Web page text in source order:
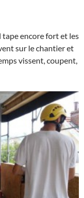
tape encore fort et les
sur le chantier et
vissent, coupent,